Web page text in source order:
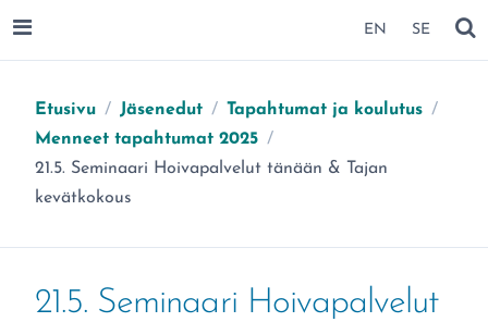
SIIRRY SIVUN SISÄLTÖÖN EN SE
Etusivu / Jäsenedut / Tapahtumat ja koulutus /
Menneet tapahtumat 2025 /
Olet täällä:
21.5. Seminaari Hoivapalvelut tänään & Tajan
kevätkokous
21.5. Seminaari Hoivapalvelut